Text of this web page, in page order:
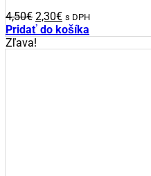
4,50€ Pôvodná
cena
bola:
2,30€Aktuálna
cena
s DPH
Pridať do košíka
Zľava!